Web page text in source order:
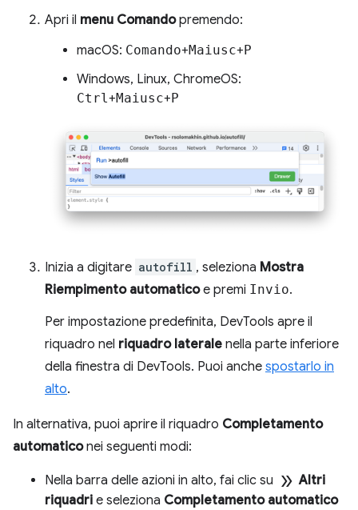
Apri il menu Comandopremendo:
macOS: Comando+Maiusc+P
Windows, Linux, ChromeOS:
Ctrl+Maiusc+P
Inizia a digitare autofill , seleziona Mostra
Riempimento automaticoe premi Invio.
Per impostazione predefinita, DevTools apre il
riquadro nel riquadro laterale nella parte inferiore
della finestra di DevTools. Puoi anche spostarlo in
alto.
In alternativa, puoi aprire il riquadro Completamento
automaticonei seguenti modi:
Nella barra delle azioni in alto, fai clic su double_arrow Altri
riquadri e seleziona Completamento automatico